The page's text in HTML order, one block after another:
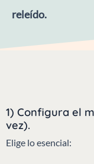
releído.
1) Configura el
vez).
Elige lo esencial: